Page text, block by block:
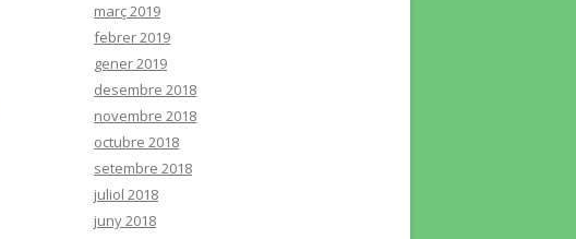
març 2019
febrer 2019
gener 2019
desembre 2018
novembre 2018
octubre 2018
setembre 2018
juliol 2018
juny 2018